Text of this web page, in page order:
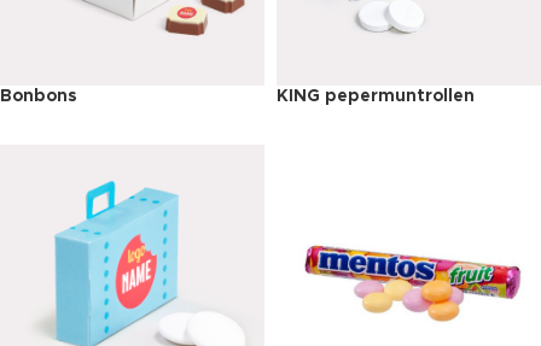
Bonbons KING pepermuntrollen